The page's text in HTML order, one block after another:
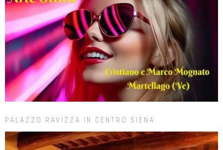
PALAZZO RAVIZZA IN CENTRO SIENA